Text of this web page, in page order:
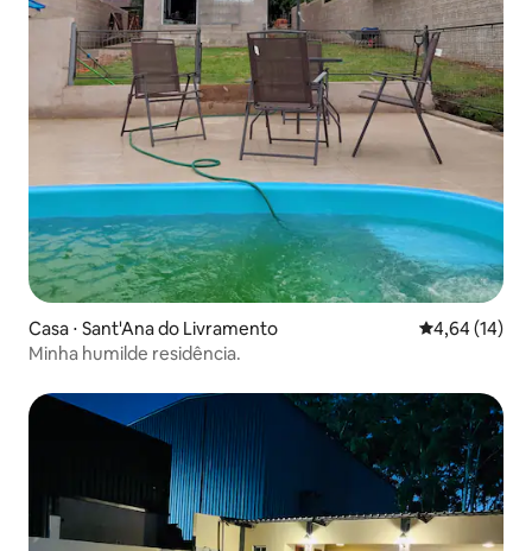
Casa ⋅ Sant'Ana do Livramento 4,64 de uma
4,64 (14)
Minha humilde residência.